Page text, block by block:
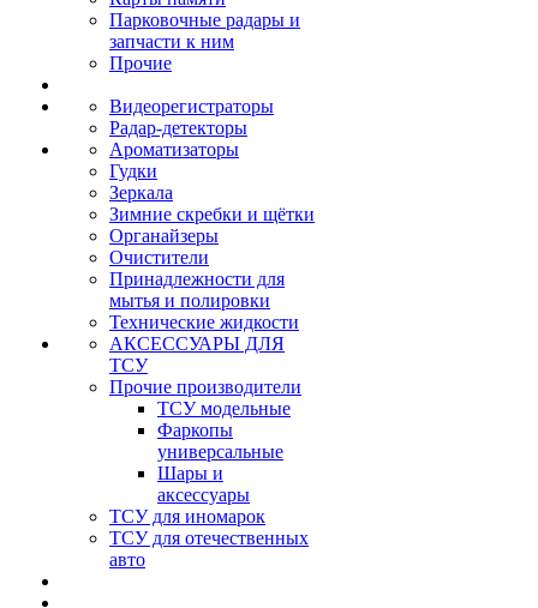
Парковочные радары и
запчасти к ним
Прочие
Видеорегистраторы
Радар-детекторы
Ароматизаторы
Гудки
Зеркала
Зимние скребки и щётки
Органайзеры
Очистители
Принадлежности для
мытья и полировки
Технические жидкости
АКСЕССУАРЫ ДЛЯ
ТСУ
Прочие производители
ТСУ модельные
Фаркопы
универсальные
Шары и
аксессуары
ТСУ для иномарок
ТСУ для отечественных
авто